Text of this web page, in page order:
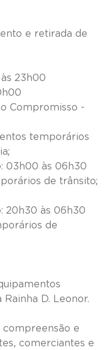
e retirada de
23h00
Compromisso -
temporários
03h00 às 06h30
de trânsito;
20h30 às 06h30
de
D. Leonor.
compreensão e
comerciantes e